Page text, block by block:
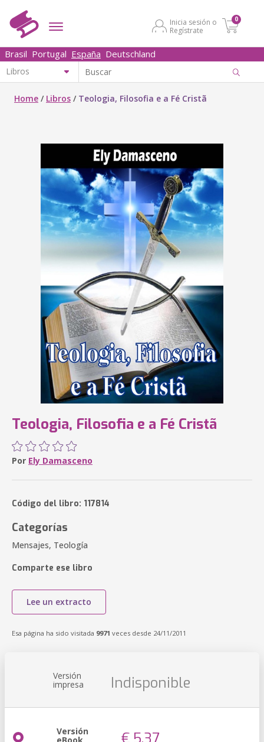
Inicia sesión o
Regístrate
0
Brasil Portugal España Deutschland
Home / Libros / Teologia, Filosofia e a Fé Cristã
Teologia, Filosofia e a Fé Cristã
Por Ely Damasceno
Código del libro: 117814
Categorías
Mensajes, Teología
Comparte ese libro
Lee un extracto
Esa página ha sido visitada 9971 veces desde 24/11/2011
Versión
impresa Indisponible
Versión